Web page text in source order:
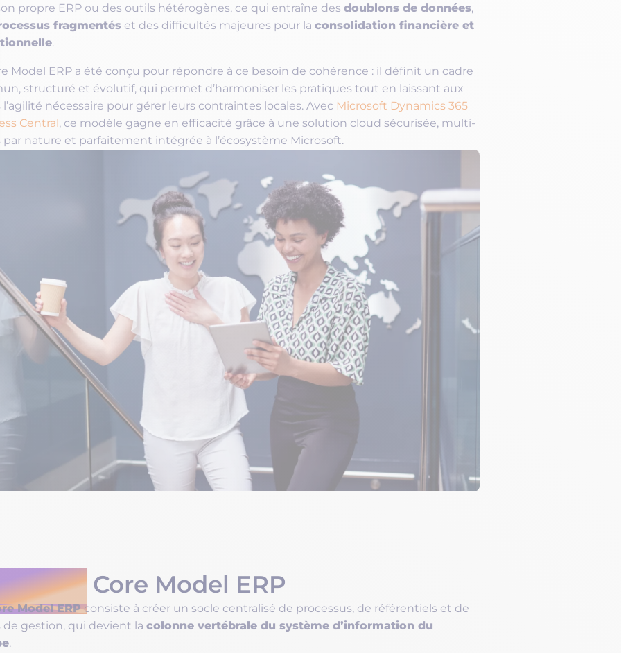
Microsoft Security
Nos partenaires
propre ERP ou des outils hétérogènes, ce qui entraîne des doublons de données,
fragmentés et des difficultés majeures pour la consolidation financière et
.
Model ERP a été conçu pour répondre à ce besoin de cohérence : il définit un cadre
structuré et évolutif, qui permet d’harmoniser les pratiques tout en laissant aux
l’agilité nécessaire pour gérer leurs contraintes locales. Avec Microsoft Dynamics 365
Central, ce modèle gagne en efficacité grâce à une solution cloud sécurisée, multi-
par nature et parfaitement intégrée à l’écosystème Microsoft.
Core Model ERP
Model ERPconsiste à créer un socle centralisé de processus, de référentiels et de
de gestion, qui devient la colonne vertébrale du système d’information du
.